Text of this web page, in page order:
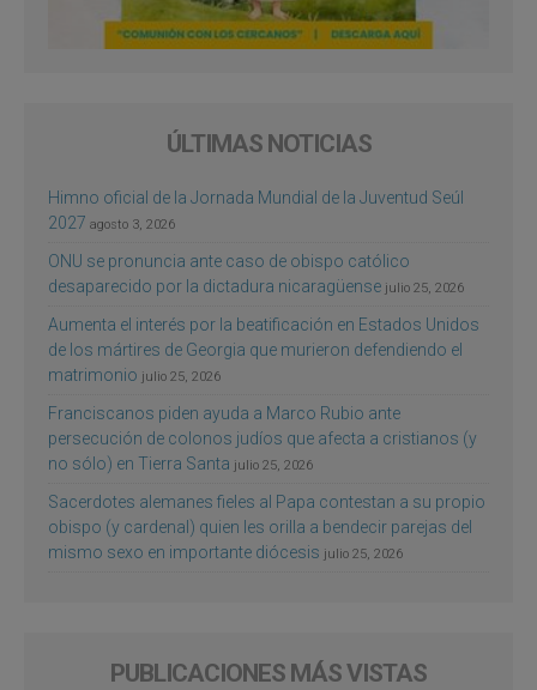
ÚLTIMAS NOTICIAS
Himno oficial de la Jornada Mundial de la Juventud Seúl
2027 agosto 3, 2026
ONU se pronuncia ante caso de obispo católico
desaparecido por la dictadura nicaragüense julio 25, 2026
Aumenta el interés por la beatificación en Estados Unidos
de los mártires de Georgia que murieron defendiendo el
matrimonio julio 25, 2026
Franciscanos piden ayuda a Marco Rubio ante
persecución de colonos judíos que afecta a cristianos (y
no sólo) en Tierra Santa julio 25, 2026
Sacerdotes alemanes fieles al Papa contestan a su propio
obispo (y cardenal) quien les orilla a bendecir parejas del
mismo sexo en importante diócesis julio 25, 2026
PUBLICACIONES MÁS VISTAS